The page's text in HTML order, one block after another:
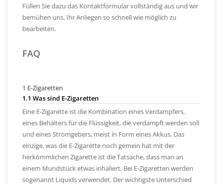
Füllen Sie dazu das Kontaktformular vollständig aus und wir
bemühen uns, Ihr Anliegen so schnell wie möglich zu
bearbeiten.
FAQ
1 E-Zigaretten
1.1 Was sind E-Zigaretten
Eine E-Zigarette ist die Kombination eines Verdampfers,
eines Behälters für die Flüssigkeit, die verdampft werden soll
und eines Stromgebers, meist in Form eines Akkus. Das
einzige, was die E-Zigarette noch gemein hat mit der
herkömmlichen Zigarette ist die Tatsache, dass man an
einem Mundstück etwas inhaliert. Bei E-Zigaretten werden
sogenannt Liquids verwendet. Der wichtigste Unterschied